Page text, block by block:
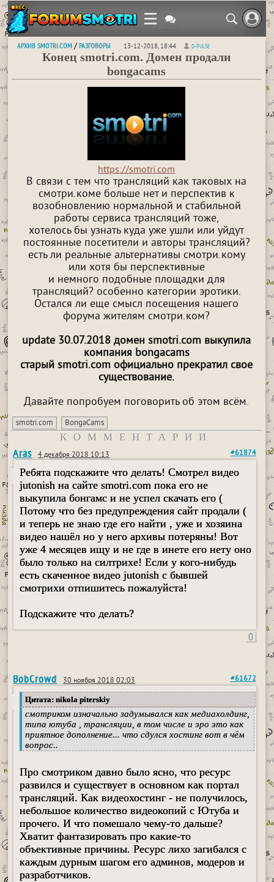
АРХИВ SMOTRI.COM /РАЗГОВОРЫ 13-12-2018, 18:44 D-PULSE
Конец smotri.com. Домен продали
bongacams
https://smotri.com
В связи с тем что трансляций как таковых на
смотри.коме больше нет и перспектив к
возобновлению нормальной и стабильной
работы сервиса трансляций тоже,
хотелось бы узнать куда уже ушли или уйдут
постоянные посетители и авторы трансляций?
есть ли реальные альтернативы смотри.кому
или хотя бы перспективные
и немного подобные площадки для
трансляций? особенно категории эротики.
Остался ли еще смысл посещения нашего
форума жителям смотри.ком?
update 30.07.2018 домен smotri.com выкупила
компания bongacams
старый smotri.com официально прекратил свое
существование.
Давайте попробуем поговорить об этом всём.
smotri.com BongaCams
КОММЕНТАРИИ
Aras 4 декабря 2018 10:13 #61874
Ребята подскажите что делать! Смотрел видео
jutonish на сайте smotri.com пока его не
выкупила бонгамс и не успел скачать его (
Потому что без предупреждения сайт продали (
и теперь не знаю где его найти , уже и хозяина
видео нашёл но у него архивы потеряны! Вот
уже 4 месяцев ищу и не где в инете его нету оно
было только на силтрихе! Если у кого-нибудь
есть скаченное видео jutonish с бывшей
смотрихи отпишитесь пожалуйста!
Подскажите что делать?
0
BobCrowd 30 ноября 2018 02:03 #61672
Цитата: nikola piterskiy
смотриком изначально задумывался как медиахолдинг,
типа ютуба , трансляции, в том числе и эро это как
приятное дополнение... что сдулся хостинг вот в чём
вопрос..
Про смотриком давно было ясно, что ресурс
развился и существует в основном как портал
трансляций. Как видеохостинг - не получилось,
небольшое количество видеокопий с Ютуба и
прочего. И что помешало чему-то дальше?
Хватит фантазировать про какие-то
объективные причины. Ресурс лихо загибался с
каждым дурным шагом его админов, модеров и
разработчиков.